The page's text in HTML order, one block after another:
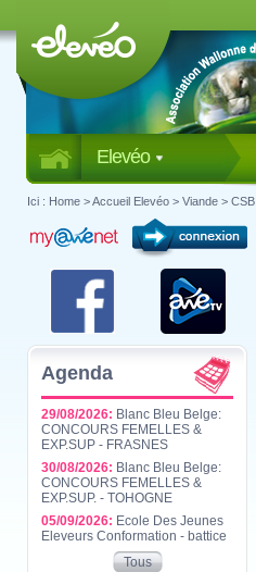
Elevéo
Ici : Home >Accueil Elevéo > Viande > CSB
Agenda
29/08/2026: Blanc Bleu Belge:
CONCOURS FEMELLES &
EXP.SUP - FRASNES
30/08/2026: Blanc Bleu Belge:
CONCOURS FEMELLES &
EXP.SUP. - TOHOGNE
05/09/2026: Ecole Des Jeunes
Eleveurs Conformation - battice
Tous